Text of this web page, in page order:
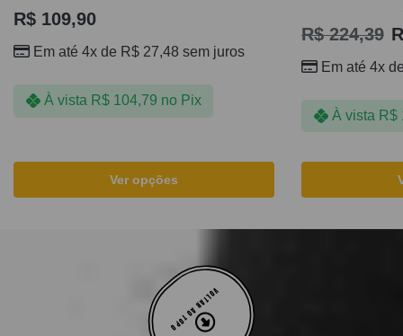
R$ 109,90
Em até 4x de R$ 27,48 sem juros
À vista R$104,79 no Pix
Ver opções
R$224,39
Em até 4x
À vista R$
VOLTAR AO TOPO